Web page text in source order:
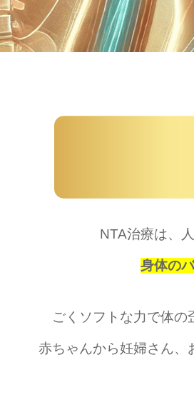
NTA治療は、
身体の
ごくソフトな力で体の
赤ちゃんから妊婦さん、